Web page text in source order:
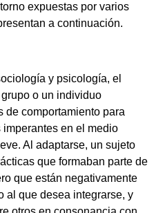
expuestas por varios
a continuación.
y psicología, el
o un individuo
de comportamiento para
en el medio
Al adaptarse, un sujeto
que formaban parte de
que están negativamente
al que desea integrarse, y